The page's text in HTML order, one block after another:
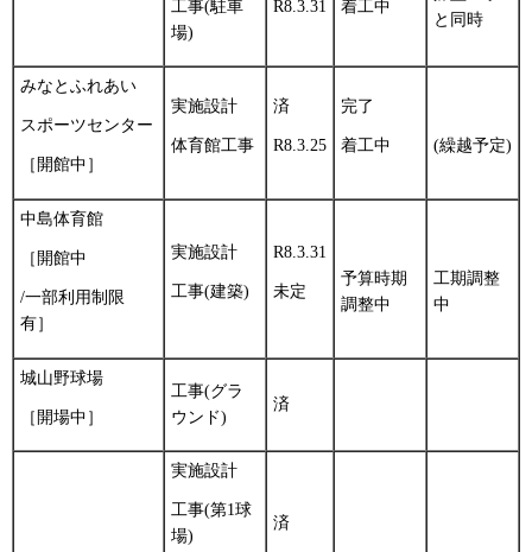
工事(駐車
場)
R8.3.31 着工中
と同時
みなとふれあい
スポーツセンター
［開館中］
実施設計
体育館工事
済
R8.3.25
完了
着工中 (繰越予定)
中島体育館
［開館中
/一部利用制限
有］
実施設計
工事(建築)
R8.3.31
未定
予算時期
調整中
工期調整
中
城山野球場
［開場中］
工事(グラ
ウンド)
済
実施設計
工事(第1球
場)
済